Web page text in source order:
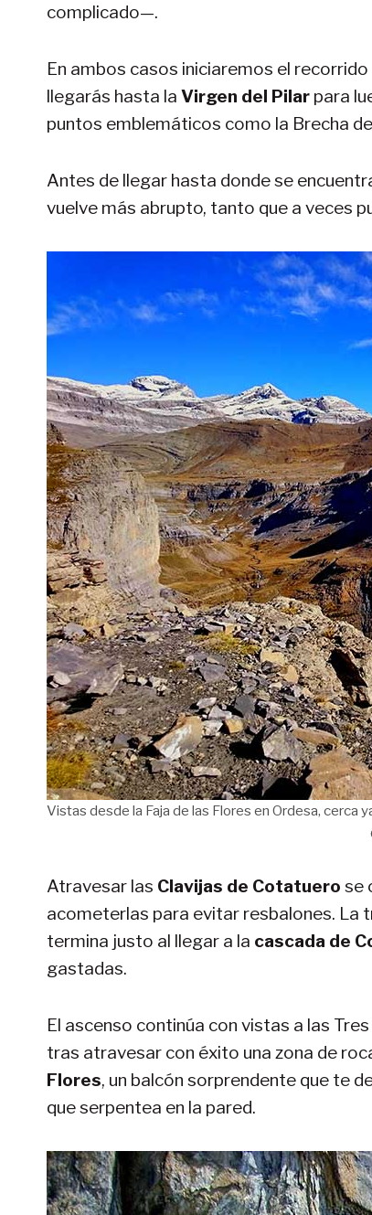
complicado—.
En ambos casos iniciaremos el recorrido
llegarás hasta la Virgen del Pilar para
puntos emblemáticos como la Brecha
Antes de llegar hasta donde se
vuelve más abrupto, tanto que a veces
Vistas desde la Faja de las Flores en Ordesa, cerca
Atravesar las Clavijas de Cotatuero se
acometerlas para evitar resbalones. La
termina justo al llegar a la cascada de
gastadas.
El ascenso continúa con vistas a las
tras atravesar con éxito una zona de
Flores, un balcón sorprendente que te
que serpentea en la pared.